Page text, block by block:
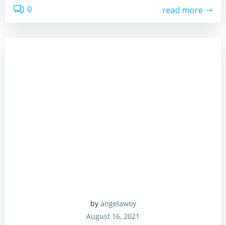
0 read more
by angelawoy
August 16, 2021